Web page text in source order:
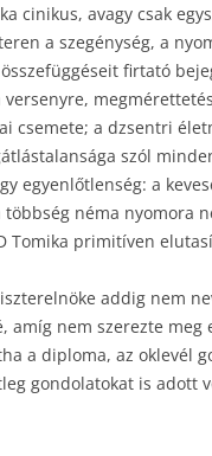
cinikus, avagy csak
a szegénység, a
firtató
csemete; a dzsentri
szól
egyenlőtlenség: a
többség néma nyomora
Tomika primitíven
addig nem
amíg nem szerezte meg
a diploma, az oklevél
gondolatokat is adott